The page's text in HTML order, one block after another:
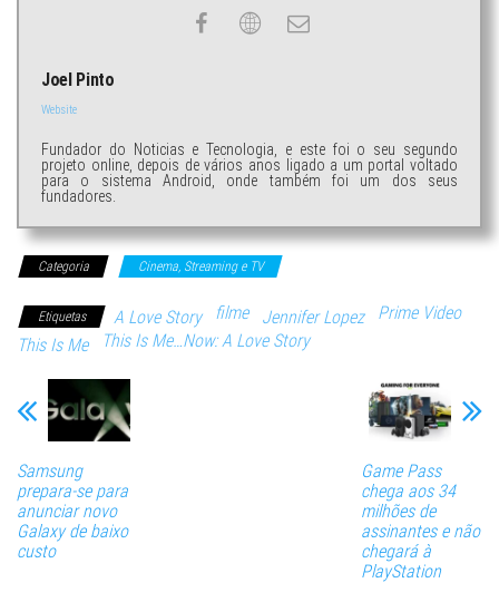
Joel Pinto
Website
Fundador do Noticias e Tecnologia, e este foi o seu segundo
projeto online, depois de vários anos ligado a um portal voltado
para o sistema Android, onde também foi um dos seus
fundadores.
Categoria Cinema, Streaming e TV
Etiquetas A Love Story filme Jennifer Lopez
Prime Video
This Is Me
This Is Me…Now: A Love Story
Samsung
prepara-se para
anunciar novo
Galaxy de baixo
custo
Game Pass
chega aos 34
milhões de
assinantes e não
chegará à
PlayStation